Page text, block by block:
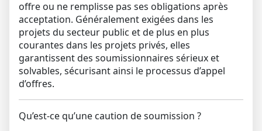
offre ou ne remplisse pas ses obligations après
acceptation. Généralement exigées dans les
projets du secteur public et de plus en plus
courantes dans les projets privés, elles
garantissent des soumissionnaires sérieux et
solvables, sécurisant ainsi le processus d’appel
d’offres.
Qu’est-ce qu’une caution de soumission ?